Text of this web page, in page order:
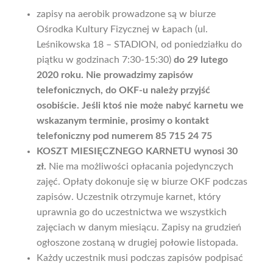
zapisy na aerobik prowadzone są w biurze
Ośrodka Kultury Fizycznej w Łapach (ul.
Leśnikowska 18 – STADION, od poniedziałku do
piątku w godzinach 7:30-15:30) do 29 lutego
2020 roku. Nie prowadzimy zapisów
telefonicznych, do OKF-u należy przyjść
osobiście. Jeśli ktoś nie może nabyć karnetu we
wskazanym terminie, prosimy o kontakt
telefoniczny pod numerem 85 715 24 75
KOSZT MIESIĘCZNEGO KARNETU wynosi 30
zł. Nie ma możliwości opłacania pojedynczych
zajęć. Opłaty dokonuje się w biurze OKF podczas
zapisów. Uczestnik otrzymuje karnet, który
uprawnia go do uczestnictwa we wszystkich
zajęciach w danym miesiącu. Zapisy na grudzień
ogłoszone zostaną w drugiej połowie listopada.
Każdy uczestnik musi podczas zapisów podpisać